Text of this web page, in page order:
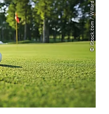
© iStock.com / Willard